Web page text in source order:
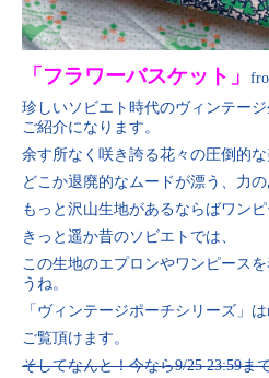
「フラワーバスケット」
珍しいソビエト時代のヴィンテー
ご紹介になります。
余す所なく咲き誇る花々の圧倒的な
どこか退廃的なムードが漂う、力
もっと沢山生地があるならばワンピ
きっと遥か昔のソビエトでは、
この生地のエプロンやワンピース
うね。
「ヴィンテージポーチシリーズ」
ご覧頂けます。
そしてなんと！今なら9/25 23:59ま